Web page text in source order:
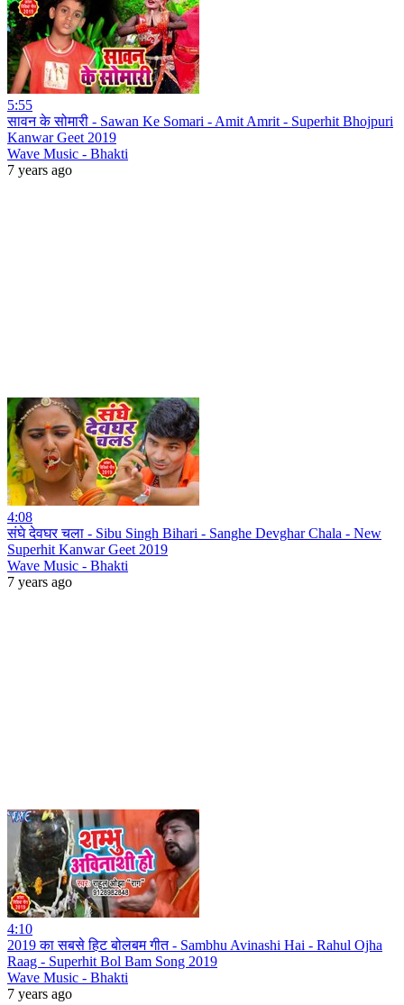
5:55
सावन के सोमारी - Sawan Ke Somari - Amit Amrit - Superhit Bhojpuri
Kanwar Geet 2019
Wave Music - Bhakti
7 years ago
4:08
संघे देवघर चला - Sibu Singh Bihari - Sanghe Devghar Chala - New
Superhit Kanwar Geet 2019
Wave Music - Bhakti
7 years ago
4:10
2019 का सबसे हिट बोलबम गीत - Sambhu Avinashi Hai - Rahul Ojha
Raag - Superhit Bol Bam Song 2019
Wave Music - Bhakti
7 years ago